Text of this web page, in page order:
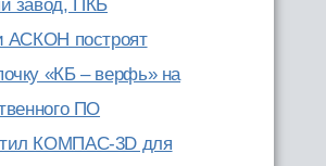
завод, ПКБ
АСКОН построят
«КБ – верфь» на
ПО
КОМПАС-3D для